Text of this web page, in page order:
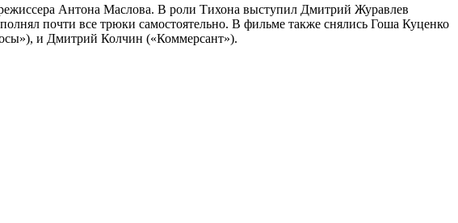
Антона Маслова. В роли Тихона выступил Дмитрий Журавлев
почти все трюки самостоятельно. В фильме также снялись Гоша Куценко
и Дмитрий Колчин («Коммерсант»).